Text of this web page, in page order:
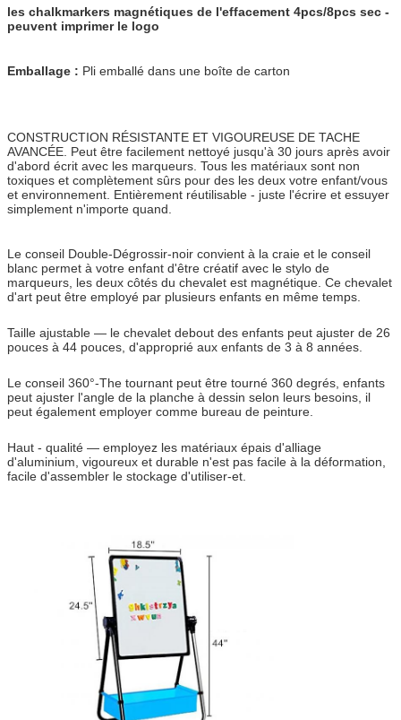
les chalkmarkers magnétiques de l'effacement 4pcs/8pcs sec -
peuvent imprimer le logo
Emballage : Pli emballé dans une boîte de carton
CONSTRUCTION RÉSISTANTE ET VIGOUREUSE DE TACHE
AVANCÉE. Peut être facilement nettoyé jusqu'à 30 jours après avoir
d'abord écrit avec les marqueurs. Tous les matériaux sont non
toxiques et complètement sûrs pour des les deux votre enfant/vous
et environnement. Entièrement réutilisable - juste l'écrire et essuyer
simplement n'importe quand.
Le conseil Double-Dégrossir-noir convient à la craie et le conseil
blanc permet à votre enfant d'être créatif avec le stylo de
marqueurs, les deux côtés du chevalet est magnétique. Ce chevalet
d'art peut être employé par plusieurs enfants en même temps.
Taille ajustable — le chevalet debout des enfants peut ajuster de 26
pouces à 44 pouces, d'approprié aux enfants de 3 à 8 années.
Le conseil 360°-The tournant peut être tourné 360 degrés, enfants
peut ajuster l'angle de la planche à dessin selon leurs besoins, il
peut également employer comme bureau de peinture.
Haut - qualité — employez les matériaux épais d'alliage
d'aluminium, vigoureux et durable n'est pas facile à la déformation,
facile d'assembler le stockage d'utiliser-et.